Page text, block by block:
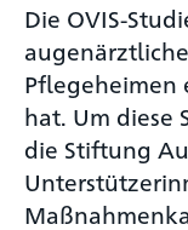
Die OVIS-
Pflegeheimen
hat. Um diese
die Stiftung